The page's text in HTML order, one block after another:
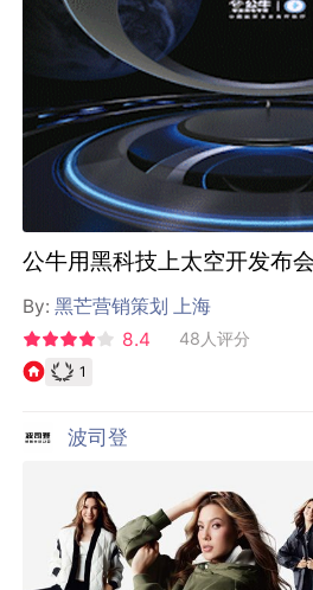
公牛用黑科技上太空开发布
By:黑芒营销策划 上海
8.4
48人评分
1
波司登